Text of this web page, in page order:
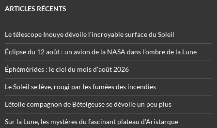
ARTICLES RÉCENTS
Le télescope Inouye dévoile l’incroyable surface du Soleil
Éclipse du 12 août : un avion de la NASA dans l’ombre de la Lune
Éphémérides : le ciel du mois d’août 2026
Le Soleil se lève, rougi par les fumées des incendies
L’étoile compagnon de Bételgeuse se dévoile un peu plus
Sur la Lune, les mystères du fascinant plateau d’Aristarque